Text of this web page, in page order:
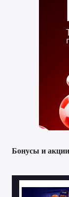
Бонусы и акции